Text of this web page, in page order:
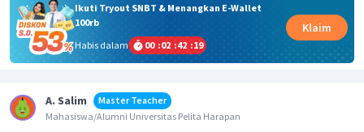
Ikuti Tryout SNBT & Menangkan E-Wallet
100rb
Habis dalam
00 :02 :42 :19
Klaim
A. Salim
Master Teacher
Mahasiswa/Alumni Universitas Pelita Harapan